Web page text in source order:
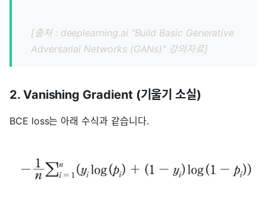
[출처 : deeplearning.ai "Build Basic Generative
Adversarial Networks (GANs)" 강의자료]
2. Vanishing Gradient (기울기 소실)
BCE loss는 아래 수식과 같습니다.